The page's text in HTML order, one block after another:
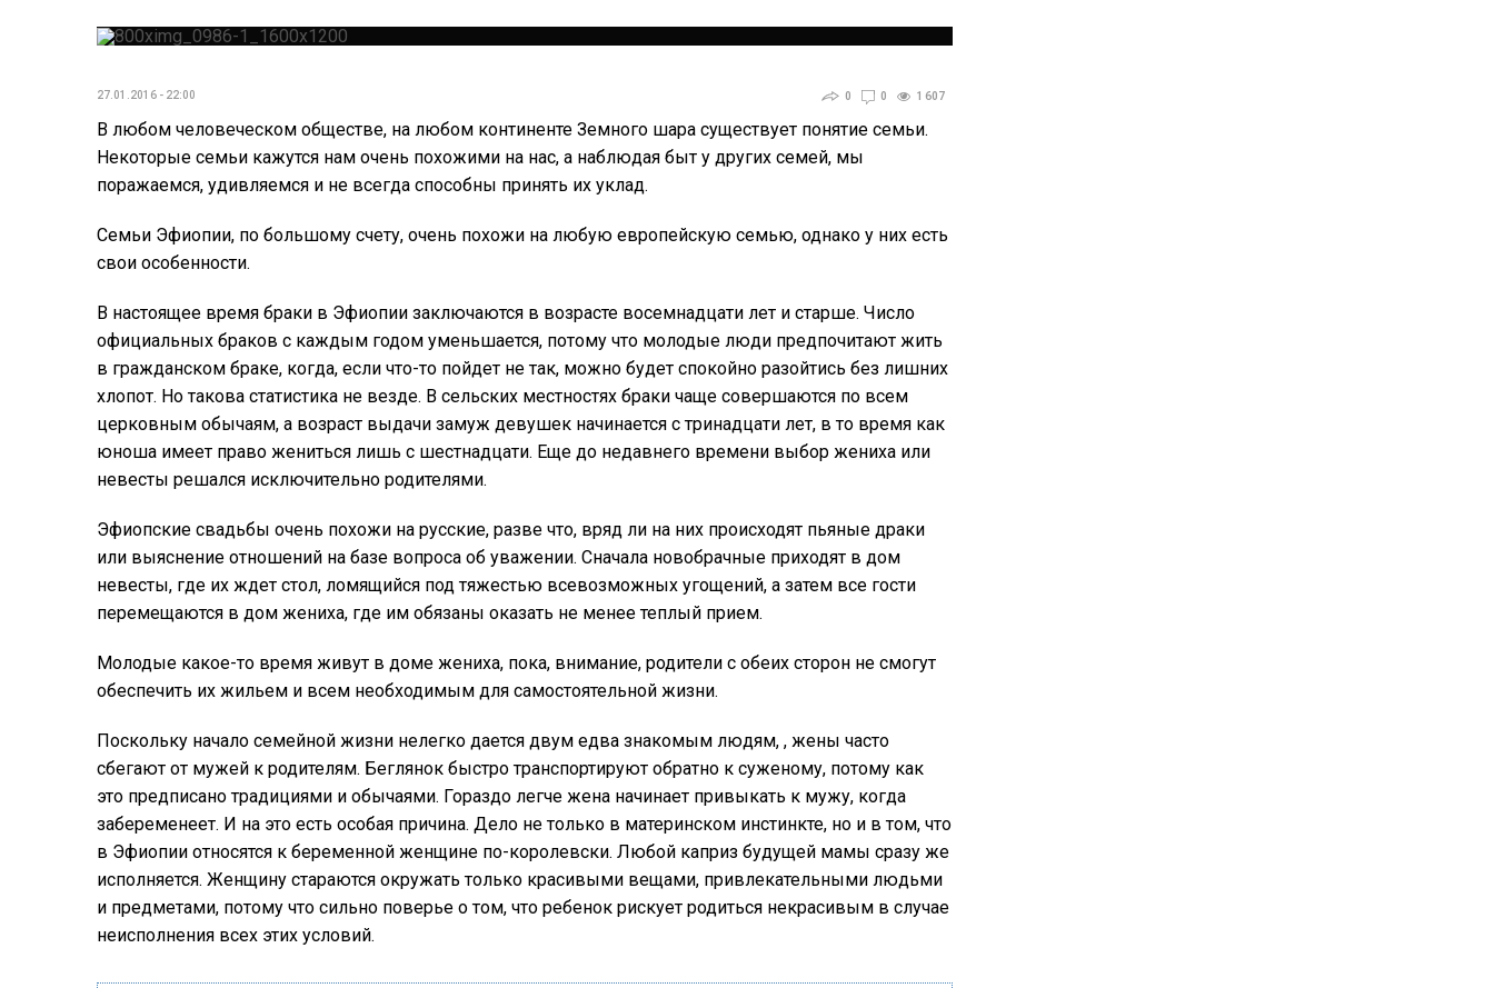
27.01.2016 - 22:00 0 0 1 607
В любом человеческом обществе, на любом континенте Земного шара существует понятие семьи.
Некоторые семьи кажутся нам очень похожими на нас, а наблюдая быт у других семей, мы
поражаемся, удивляемся и не всегда способны принять их уклад.
Семьи Эфиопии, по большому счету, очень похожи на любую европейскую семью, однако у них есть
свои особенности.
В настоящее время браки в Эфиопии заключаются в возрасте восемнадцати лет и старше. Число
официальных браков с каждым годом уменьшается, потому что молодые люди предпочитают жить
в гражданском браке, когда, если что-то пойдет не так, можно будет спокойно разойтись без лишних
хлопот. Но такова статистика не везде. В сельских местностях браки чаще совершаются по всем
церковным обычаям, а возраст выдачи замуж девушек начинается с тринадцати лет, в то время как
юноша имеет право жениться лишь с шестнадцати. Еще до недавнего времени выбор жениха или
невесты решался исключительно родителями.
Эфиопские свадьбы очень похожи на русские, разве что, вряд ли на них происходят пьяные драки
или выяснение отношений на базе вопроса об уважении. Сначала новобрачные приходят в дом
невесты, где их ждет стол, ломящийся под тяжестью всевозможных угощений, а затем все гости
перемещаются в дом жениха, где им обязаны оказать не менее теплый прием.
Молодые какое-то время живут в доме жениха, пока, внимание, родители с обеих сторон не смогут
обеспечить их жильем и всем необходимым для самостоятельной жизни.
Поскольку начало семейной жизни нелегко дается двум едва знакомым людям, , жены часто
сбегают от мужей к родителям. Беглянок быстро транспортируют обратно к суженому, потому как
это предписано традициями и обычаями. Гораздо легче жена начинает привыкать к мужу, когда
забеременеет. И на это есть особая причина. Дело не только в материнском инстинкте, но и в том, что
в Эфиопии относятся к беременной женщине по-королевски. Любой каприз будущей мамы сразу же
исполняется. Женщину стараются окружать только красивыми вещами, привлекательными людьми
и предметами, потому что сильно поверье о том, что ребенок рискует родиться некрасивым в случае
неисполнения всех этих условий.